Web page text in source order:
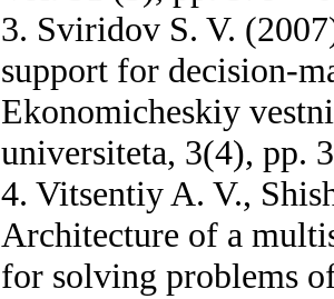
3. Sviridov S. V.
support for decision-
Ekonomicheskiy
universiteta, 3(4), pp.
4. Vitsentiy A. V.,
Architecture of a
for solving problems